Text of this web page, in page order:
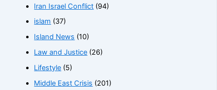
Iran Israel Conflict (94)
islam (37)
Island News (10)
Law and Justice (26)
Lifestyle (5)
Middle East Crisis (201)